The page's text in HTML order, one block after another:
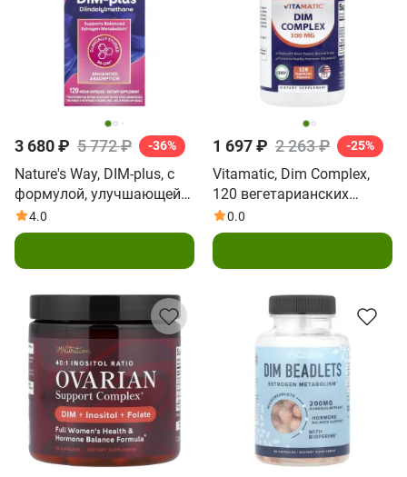
3 680 ₽ 5 772 ₽ -36%
Nature's Way, DIM-plus, с
формулой, улучшающей
метаболизм эстрогенов,
120 капсул
4.0
1 697 ₽ 2 263 ₽ -25%
Vitamatic, Dim Complex,
120 вегетарианских
капсул
0.0